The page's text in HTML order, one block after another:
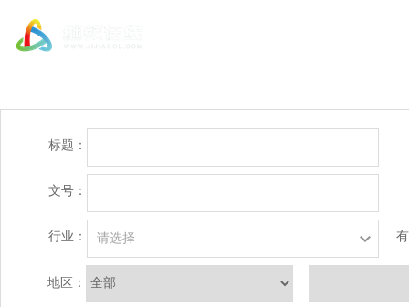
标题：
文号：
行业：
地区：